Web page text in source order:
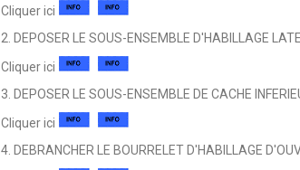
Cliquer ici
2. DEPOSER LE SOUS-ENSEMBLE D'HABILLAGE
Cliquer ici
3. DEPOSER LE SOUS-ENSEMBLE DE CACHE
Cliquer ici
4. DEBRANCHER LE BOURRELET D'HABILLAGE